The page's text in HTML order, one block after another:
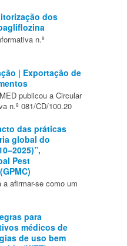
dos
n.º
| Exportação de
publicou a Circular
n.º 081/CD/100.20
das práticas
global do
Pest
afirmar-se como um
para
médicos de
de uso bem